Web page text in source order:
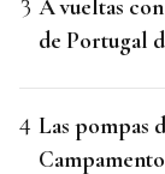
A vueltas
de Portugal
Las pompas